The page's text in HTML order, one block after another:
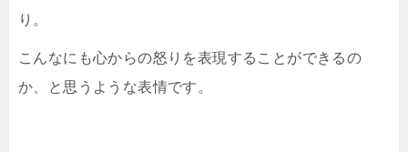
り。
こんなにも心からの怒りを表現することができるの
か、と思うような表情です。